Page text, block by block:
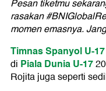
Pesantiketmu
rasakan
momen emasnya.
Timnas Spanyol U-17
di Piala Dunia U-17
Rojita juga seperti